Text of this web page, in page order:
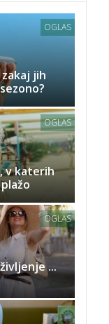
OGLAS
jih
OGLAS
v katerih
OGLAS
...